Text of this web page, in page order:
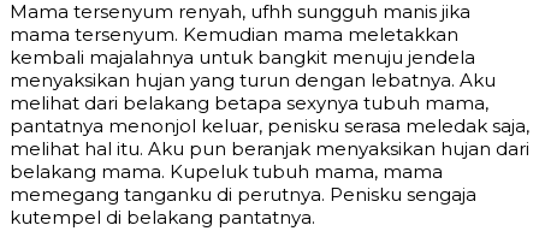
Mama tersenyum renyah, ufhh sungguh manis jika
mama tersenyum. Kemudian mama meletakkan
kembali majalahnya untuk bangkit menuju jendela
menyaksikan hujan yang turun dengan lebatnya. Aku
melihat dari belakang betapa sexynya tubuh mama,
pantatnya menonjol keluar, penisku serasa meledak saja,
melihat hal itu. Aku pun beranjak menyaksikan hujan dari
belakang mama. Kupeluk tubuh mama, mama
memegang tanganku di perutnya. Penisku sengaja
kutempel di belakang pantatnya.